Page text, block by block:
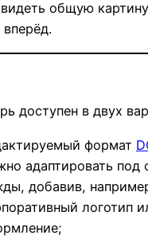
общую
доступен в двух
формат
адаптировать под
добавив,
логотип